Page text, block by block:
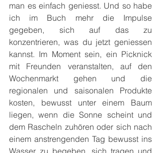
man es einfach geniesst. Und so habe
ich im Buch mehr die Impulse
gegeben, sich auf das zu
konzentrieren, was du jetzt geniessen
kannst. Im Moment sein, ein Picknick
mit Freunden veranstalten, auf den
Wochenmarkt gehen und die
regionalen und saisonalen Produkte
kosten, bewusst unter einem Baum
liegen, wenn die Sonne scheint und
dem Rascheln zuhören oder sich nach
einem anstrengenden Tag bewusst ins